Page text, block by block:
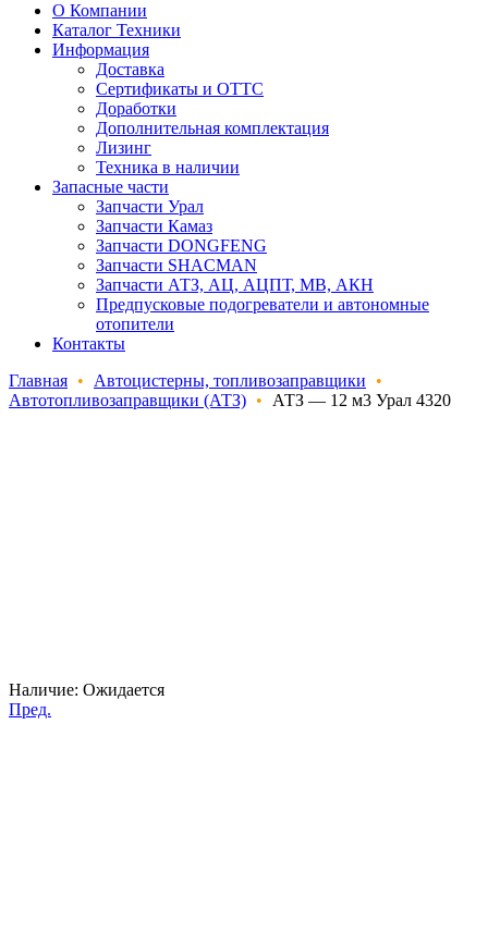
О Компании
Каталог Техники
Информация
Доставка
Сертификаты и ОТТС
Доработки
Дополнительная комплектация
Лизинг
Техника в наличии
Запасные части
Запчасти Урал
Запчасти Камаз
Запчасти DONGFENG
Запчасти SHACMAN
Запчасти АТЗ, АЦ, АЦПТ, МВ, АКН
Предпусковые подогреватели и автономные
отопители
Контакты
Главная • Автоцистерны, топливозаправщики
•
Автотопливозаправщики (АТЗ) • АТЗ — 12 м3 Урал 4320
Наличие: Ожидается
Пред.